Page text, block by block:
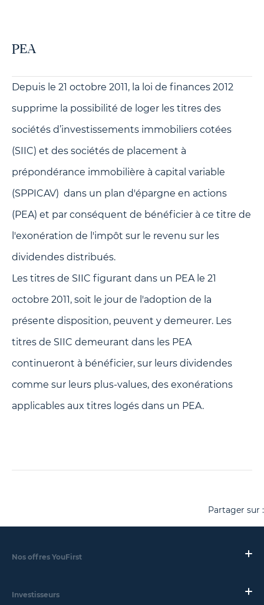
PEA
Depuis le 21 octobre 2011, la loi de finances 2012
supprime la possibilité de loger les titres des
sociétés d’investissements immobiliers cotées
(SIIC) et des sociétés de placement à
prépondérance immobilière à capital variable
(SPPICAV) dans un plan d'épargne en actions
(PEA) et par conséquent de bénéficier à ce titre de
l'exonération de l'impôt sur le revenu sur les
dividendes distribués.
Les titres de SIIC figurant dans un PEA le 21
octobre 2011, soit le jour de l'adoption de la
présente disposition, peuvent y demeurer. Les
titres de SIIC demeurant dans les PEA
continueront à bénéficier, sur leurs dividendes
comme sur leurs plus-values, des exonérations
applicables aux titres logés dans un PEA.
Partager sur :
Nos offres YouFirst
Investisseurs